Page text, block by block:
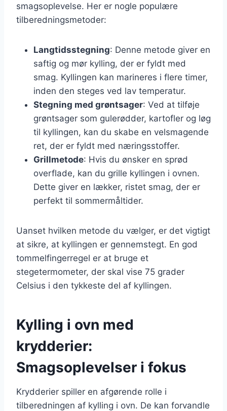
smagsoplevelse. Her er nogle populære
tilberedningsmetoder:
Langtidsstegning: Denne metode giver en
saftig og mør kylling, der er fyldt med
smag. Kyllingen kan marineres i flere timer,
inden den steges ved lav temperatur.
Stegning med grøntsager: Ved at tilføje
grøntsager som gulerødder, kartofler og løg
til kyllingen, kan du skabe en velsmagende
ret, der er fyldt med næringsstoffer.
Grillmetode: Hvis du ønsker en sprød
overflade, kan du grille kyllingen i ovnen.
Dette giver en lækker, ristet smag, der er
perfekt til sommermåltider.
Uanset hvilken metode du vælger, er det vigtigt
at sikre, at kyllingen er gennemstegt. En god
tommelfingerregel er at bruge et
stegetermometer, der skal vise 75 grader
Celsius i den tykkeste del af kyllingen.
Kylling i ovn med
krydderier:
Smagsoplevelser i fokus
Krydderier spiller en afgørende rolle i
tilberedningen af kylling i ovn. De kan forvandle